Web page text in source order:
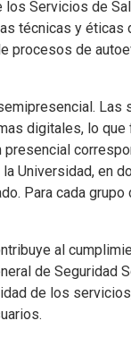
Servicios de
técnicas y
procesos de
digitales, lo
Universidad, en
Para cada
al
de Seguridad
de los